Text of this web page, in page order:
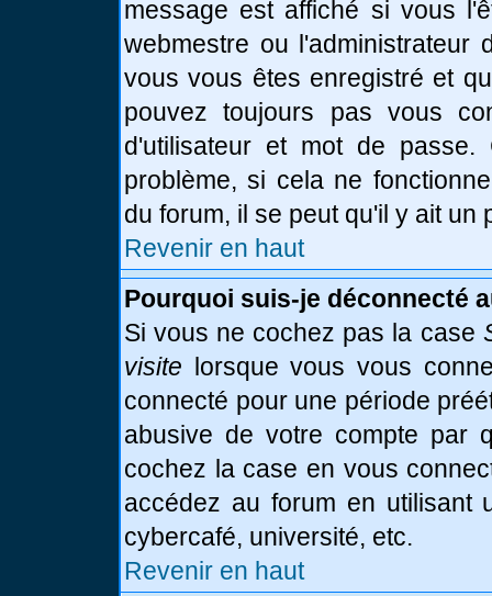
message est affiché si vous
webmestre ou l'administrateur
vous vous êtes enregistré et
pouvez toujours pas vous
d'utilisateur et mot de
problème, si cela ne
du forum, il se peut qu'il y ait un
Revenir en haut
Pourquoi suis-je déconnecté
Si vous ne cochez pas la case
visite lorsque vous vous
connecté pour une période
abusive de votre compte par
cochez la case en vous
accédez au forum en utilisant
cybercafé, université, etc.
Revenir en haut